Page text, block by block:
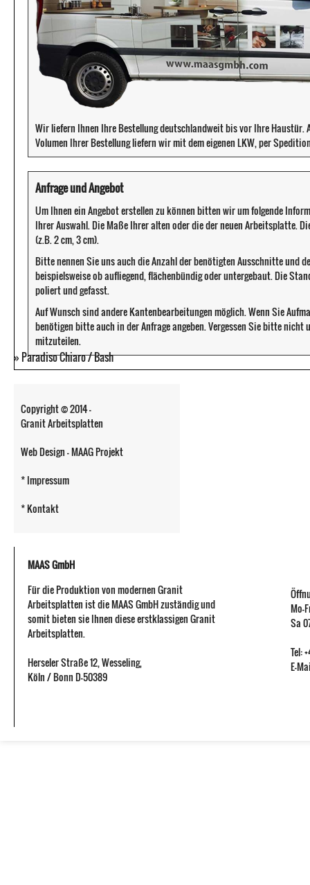
Wir liefern Ihnen Ihre Bestellung deutschlandweit bis vor Ihre Haustür.
Volumen Ihrer Bestellung liefern wir mit dem eigenen LKW, per
Anfrage und Angebot
Um Ihnen ein Angebot erstellen zu können bitten wir um folgende
Ihrer Auswahl. Die Maße Ihrer alten oder die der neuen Arbeitsplatte.
(z.B. 2 cm, 3 cm).
Bitte nennen Sie uns auch die Anzahl der benötigten Ausschnitte und
beispielsweise ob aufliegend, flächenbündig oder untergebaut. Die
poliert und gefasst.
Auf Wunsch sind andere Kantenbearbeitungen möglich. Wenn Sie
benötigen bitte auch in der Anfrage angeben. Vergessen Sie bitte
mitzuteilen.
» Paradiso Chiaro / Bash
Copyright © 2014 -
Granit Arbeitsplatten
Web Design - MAAG Projekt
* Impressum
* Kontakt
MAAS GmbH
Für die Produktion von modernen Granit
Arbeitsplatten ist die MAAS GmbH zuständig und
somit bieten sie Ihnen diese erstklassigen Granit
Arbeitsplatten.
Herseler Straße 12,Wesseling,
Köln / BonnD-50389
Mo-
Sa
Tel:
E-